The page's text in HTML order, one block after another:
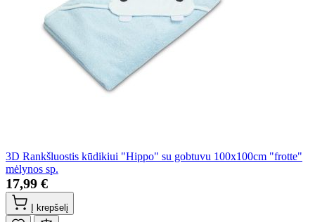
3D Rankšluostis kūdikiui "Hippo" su gobtuvu 100x100cm "frotte"
mėlynos sp.
17,99 €
Į krepšelį